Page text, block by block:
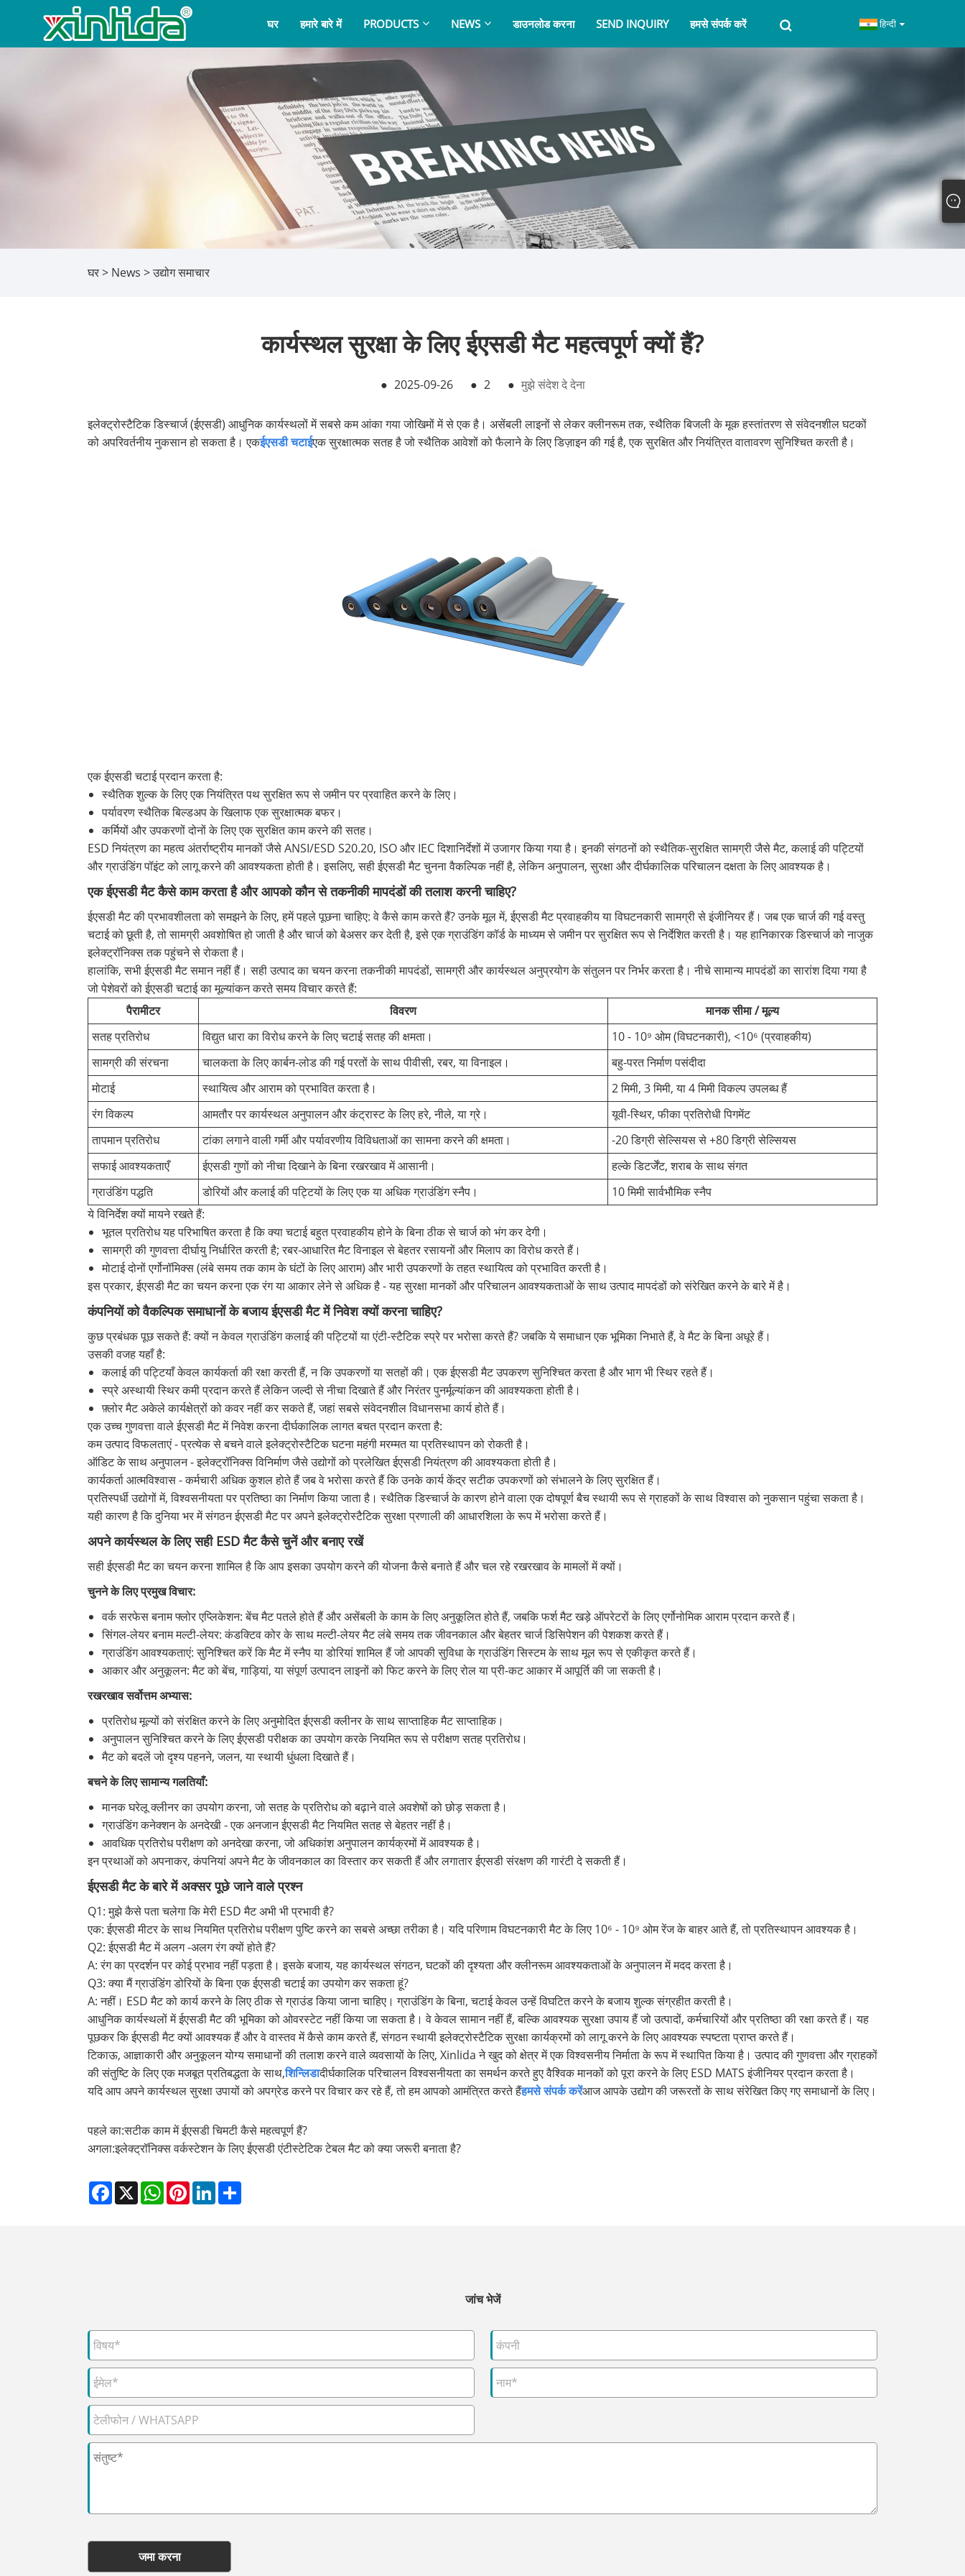
घर हमारे बारे में PRODUCTS NEWS डाउनलोड करना SEND INQUIRY हमसे संपर्क करें हिन्दी
घर> News >उद्योग समाचार
कार्यस्थल सुरक्षा के लिए ईएसडी मैट महत्वपूर्ण क्यों हैं?
● 2025-09-26 ● 2 ● मुझे संदेश दे देना
इलेक्ट्रोस्टैटिक डिस्चार्ज (ईएसडी) आधुनिक कार्यस्थलों में सबसे कम आंका गया जोखिमों में से एक है। असेंबली लाइनों से लेकर क्लीनरूम तक, स्थैतिक बिजली के मूक हस्तांतरण से संवेदनशील घटकों
को अपरिवर्तनीय नुकसान हो सकता है। एकईएसडी चटाईएक सुरक्षात्मक सतह है जो स्थैतिक आवेशों को फैलाने के लिए डिज़ाइन की गई है, एक सुरक्षित और नियंत्रित वातावरण सुनिश्चित करती है।
एक ईएसडी चटाई प्रदान करता है:
स्थैतिक शुल्क के लिए एक नियंत्रित पथ सुरक्षित रूप से जमीन पर प्रवाहित करने के लिए।
पर्यावरण स्थैतिक बिल्डअप के खिलाफ एक सुरक्षात्मक बफर।
कर्मियों और उपकरणों दोनों के लिए एक सुरक्षित काम करने की सतह।
ESD नियंत्रण का महत्व अंतर्राष्ट्रीय मानकों जैसे ANSI/ESD S20.20, ISO और IEC दिशानिर्देशों में उजागर किया गया है। इनकी संगठनों को स्थैतिक-सुरक्षित सामग्री जैसे मैट, कलाई की पट्टियों
और ग्राउंडिंग पॉइंट को लागू करने की आवश्यकता होती है। इसलिए, सही ईएसडी मैट चुनना वैकल्पिक नहीं है, लेकिन अनुपालन, सुरक्षा और दीर्घकालिक परिचालन दक्षता के लिए आवश्यक है।
एक ईएसडी मैट कैसे काम करता है और आपको कौन से तकनीकी मापदंडों की तलाश करनी चाहिए?
ईएसडी मैट की प्रभावशीलता को समझने के लिए, हमें पहले पूछना चाहिए: वे कैसे काम करते हैं? उनके मूल में, ईएसडी मैट प्रवाहकीय या विघटनकारी सामग्री से इंजीनियर हैं। जब एक चार्ज की गई वस्तु
चटाई को छूती है, तो सामग्री अवशोषित हो जाती है और चार्ज को बेअसर कर देती है, इसे एक ग्राउंडिंग कॉर्ड के माध्यम से जमीन पर सुरक्षित रूप से निर्देशित करती है। यह हानिकारक डिस्चार्ज को नाजुक
इलेक्ट्रॉनिक्स तक पहुंचने से रोकता है।
हालांकि, सभी ईएसडी मैट समान नहीं हैं। सही उत्पाद का चयन करना तकनीकी मापदंडों, सामग्री और कार्यस्थल अनुप्रयोग के संतुलन पर निर्भर करता है। नीचे सामान्य मापदंडों का सारांश दिया गया है
जो पेशेवरों को ईएसडी चटाई का मूल्यांकन करते समय विचार करते हैं:
पैरामीटर
विवरण
मानक सीमा / मूल्य
सतह प्रतिरोध
विद्युत धारा का विरोध करने के लिए चटाई सतह की क्षमता।
10 - 10⁹ ओम (विघटनकारी), <10⁶ (प्रवाहकीय)
सामग्री की संरचना
चालकता के लिए कार्बन-लोड की गई परतों के साथ पीवीसी, रबर, या विनाइल।
बहु-परत निर्माण पसंदीदा
मोटाई
स्थायित्व और आराम को प्रभावित करता है।
2 मिमी, 3 मिमी, या 4 मिमी विकल्प उपलब्ध हैं
रंग विकल्प
आमतौर पर कार्यस्थल अनुपालन और कंट्रास्ट के लिए हरे, नीले, या ग्रे।
यूवी-स्थिर, फीका प्रतिरोधी पिगमेंट
तापमान प्रतिरोध
टांका लगाने वाली गर्मी और पर्यावरणीय विविधताओं का सामना करने की क्षमता।
-20 डिग्री सेल्सियस से +80 डिग्री सेल्सियस
सफाई आवश्यकताएँ
ईएसडी गुणों को नीचा दिखाने के बिना रखरखाव में आसानी।
हल्के डिटर्जेंट, शराब के साथ संगत
ग्राउंडिंग पद्धति
डोरियों और कलाई की पट्टियों के लिए एक या अधिक ग्राउंडिंग स्नैप।
10 मिमी सार्वभौमिक स्नैप
ये विनिर्देश क्यों मायने रखते हैं:
भूतल प्रतिरोध यह परिभाषित करता है कि क्या चटाई बहुत प्रवाहकीय होने के बिना ठीक से चार्ज को भंग कर देगी।
सामग्री की गुणवत्ता दीर्घायु निर्धारित करती है; रबर-आधारित मैट विनाइल से बेहतर रसायनों और मिलाप का विरोध करते हैं।
मोटाई दोनों एर्गोनॉमिक्स (लंबे समय तक काम के घंटों के लिए आराम) और भारी उपकरणों के तहत स्थायित्व को प्रभावित करती है।
इस प्रकार, ईएसडी मैट का चयन करना एक रंग या आकार लेने से अधिक है - यह सुरक्षा मानकों और परिचालन आवश्यकताओं के साथ उत्पाद मापदंडों को संरेखित करने के बारे में है।
कंपनियों को वैकल्पिक समाधानों के बजाय ईएसडी मैट में निवेश क्यों करना चाहिए?
कुछ प्रबंधक पूछ सकते हैं: क्यों न केवल ग्राउंडिंग कलाई की पट्टियों या एंटी-स्टैटिक स्प्रे पर भरोसा करते हैं? जबकि ये समाधान एक भूमिका निभाते हैं, वे मैट के बिना अधूरे हैं।
उसकी वजह यहाँ है:
कलाई की पट्टियाँ केवल कार्यकर्ता की रक्षा करती हैं, न कि उपकरणों या सतहों की। एक ईएसडी मैट उपकरण सुनिश्चित करता है और भाग भी स्थिर रहते हैं।
स्प्रे अस्थायी स्थिर कमी प्रदान करते हैं लेकिन जल्दी से नीचा दिखाते हैं और निरंतर पुनर्मूल्यांकन की आवश्यकता होती है।
फ़्लोर मैट अकेले कार्यक्षेत्रों को कवर नहीं कर सकते हैं, जहां सबसे संवेदनशील विधानसभा कार्य होते हैं।
एक उच्च गुणवत्ता वाले ईएसडी मैट में निवेश करना दीर्घकालिक लागत बचत प्रदान करता है:
कम उत्पाद विफलताएं - प्रत्येक से बचने वाले इलेक्ट्रोस्टैटिक घटना महंगी मरम्मत या प्रतिस्थापन को रोकती है।
ऑडिट के साथ अनुपालन - इलेक्ट्रॉनिक्स विनिर्माण जैसे उद्योगों को प्रलेखित ईएसडी नियंत्रण की आवश्यकता होती है।
कार्यकर्ता आत्मविश्वास - कर्मचारी अधिक कुशल होते हैं जब वे भरोसा करते हैं कि उनके कार्य केंद्र सटीक उपकरणों को संभालने के लिए सुरक्षित हैं।
प्रतिस्पर्धी उद्योगों में, विश्वसनीयता पर प्रतिष्ठा का निर्माण किया जाता है। स्थैतिक डिस्चार्ज के कारण होने वाला एक दोषपूर्ण बैच स्थायी रूप से ग्राहकों के साथ विश्वास को नुकसान पहुंचा सकता है।
यही कारण है कि दुनिया भर में संगठन ईएसडी मैट पर अपने इलेक्ट्रोस्टैटिक सुरक्षा प्रणाली की आधारशिला के रूप में भरोसा करते हैं।
अपने कार्यस्थल के लिए सही ESD मैट कैसे चुनें और बनाए रखें
सही ईएसडी मैट का चयन करना शामिल है कि आप इसका उपयोग करने की योजना कैसे बनाते हैं और चल रहे रखरखाव के मामलों में क्यों।
चुनने के लिए प्रमुख विचार:
वर्क सरफेस बनाम फ्लोर एप्लिकेशन: बेंच मैट पतले होते हैं और असेंबली के काम के लिए अनुकूलित होते हैं, जबकि फर्श मैट खड़े ऑपरेटरों के लिए एर्गोनोमिक आराम प्रदान करते हैं।
सिंगल-लेयर बनाम मल्टी-लेयर: कंडक्टिव कोर के साथ मल्टी-लेयर मैट लंबे समय तक जीवनकाल और बेहतर चार्ज डिसिपेशन की पेशकश करते हैं।
ग्राउंडिंग आवश्यकताएं: सुनिश्चित करें कि मैट में स्नैप या डोरियां शामिल हैं जो आपकी सुविधा के ग्राउंडिंग सिस्टम के साथ मूल रूप से एकीकृत करते हैं।
आकार और अनुकूलन: मैट को बेंच, गाड़ियां, या संपूर्ण उत्पादन लाइनों को फिट करने के लिए रोल या प्री-कट आकार में आपूर्ति की जा सकती है।
रखरखाव सर्वोत्तम अभ्यास:
प्रतिरोध मूल्यों को संरक्षित करने के लिए अनुमोदित ईएसडी क्लीनर के साथ साप्ताहिक मैट साप्ताहिक।
अनुपालन सुनिश्चित करने के लिए ईएसडी परीक्षक का उपयोग करके नियमित रूप से परीक्षण सतह प्रतिरोध।
मैट को बदलें जो दृश्य पहनने, जलन, या स्थायी धुंधला दिखाते हैं।
बचने के लिए सामान्य गलतियाँ:
मानक घरेलू क्लीनर का उपयोग करना, जो सतह के प्रतिरोध को बढ़ाने वाले अवशेषों को छोड़ सकता है।
ग्राउंडिंग कनेक्शन के अनदेखी - एक अनजान ईएसडी मैट नियमित सतह से बेहतर नहीं है।
आवधिक प्रतिरोध परीक्षण को अनदेखा करना, जो अधिकांश अनुपालन कार्यक्रमों में आवश्यक है।
इन प्रथाओं को अपनाकर, कंपनियां अपने मैट के जीवनकाल का विस्तार कर सकती हैं और लगातार ईएसडी संरक्षण की गारंटी दे सकती हैं।
ईएसडी मैट के बारे में अक्सर पूछे जाने वाले प्रश्न
Q1: मुझे कैसे पता चलेगा कि मेरी ESD मैट अभी भी प्रभावी है?
एक: ईएसडी मीटर के साथ नियमित प्रतिरोध परीक्षण पुष्टि करने का सबसे अच्छा तरीका है। यदि परिणाम विघटनकारी मैट के लिए 10⁶ - 10⁹ ओम रेंज के बाहर आते हैं, तो प्रतिस्थापन आवश्यक है।
Q2: ईएसडी मैट में अलग -अलग रंग क्यों होते हैं?
A: रंग का प्रदर्शन पर कोई प्रभाव नहीं पड़ता है। इसके बजाय, यह कार्यस्थल संगठन, घटकों की दृश्यता और क्लीनरूम आवश्यकताओं के अनुपालन में मदद करता है।
Q3: क्या मैं ग्राउंडिंग डोरियों के बिना एक ईएसडी चटाई का उपयोग कर सकता हूं?
A: नहीं। ESD मैट को कार्य करने के लिए ठीक से ग्राउंड किया जाना चाहिए। ग्राउंडिंग के बिना, चटाई केवल उन्हें विघटित करने के बजाय शुल्क संग्रहीत करती है।
आधुनिक कार्यस्थलों में ईएसडी मैट की भूमिका को ओवरस्टेट नहीं किया जा सकता है। वे केवल सामान नहीं हैं, बल्कि आवश्यक सुरक्षा उपाय हैं जो उत्पादों, कर्मचारियों और प्रतिष्ठा की रक्षा करते हैं। यह
पूछकर कि ईएसडी मैट क्यों आवश्यक हैं और वे वास्तव में कैसे काम करते हैं, संगठन स्थायी इलेक्ट्रोस्टैटिक सुरक्षा कार्यक्रमों को लागू करने के लिए आवश्यक स्पष्टता प्राप्त करते हैं।
टिकाऊ, आज्ञाकारी और अनुकूलन योग्य समाधानों की तलाश करने वाले व्यवसायों के लिए, Xinlida ने खुद को क्षेत्र में एक विश्वसनीय निर्माता के रूप में स्थापित किया है। उत्पाद की गुणवत्ता और ग्राहकों
की संतुष्टि के लिए एक मजबूत प्रतिबद्धता के साथ,शिन्लिडादीर्घकालिक परिचालन विश्वसनीयता का समर्थन करते हुए वैश्विक मानकों को पूरा करने के लिए ESD MATS इंजीनियर प्रदान करता है।
यदि आप अपने कार्यस्थल सुरक्षा उपायों को अपग्रेड करने पर विचार कर रहे हैं, तो हम आपको आमंत्रित करते हैंहमसे संपर्क करेंआज आपके उद्योग की जरूरतों के साथ संरेखित किए गए समाधानों के लिए।
पहले का:सटीक काम में ईएसडी चिमटी कैसे महत्वपूर्ण हैं?
अगला:इलेक्ट्रॉनिक्स वर्कस्टेशन के लिए ईएसडी एंटीस्टेटिक टेबल मैट को क्या जरूरी बनाता है?
Facebook
X WhatsApp
PinterestLinkedIn
जांच भेजें
जमा करना